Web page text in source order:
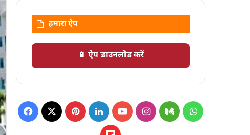
हमारा ऐप
📱 ऐप डाउनलोड करें